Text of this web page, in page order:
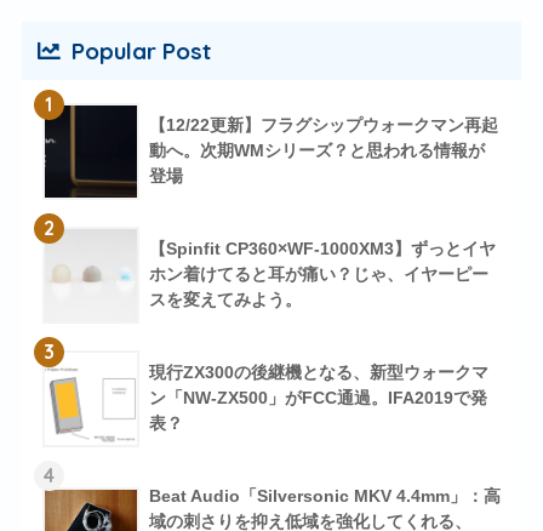
Popular Post
1
【12/22更新】フラグシップウォークマン再起
動へ。次期WMシリーズ？と思われる情報が
登場
2
【Spinfit CP360×WF-1000XM3】ずっとイヤ
ホン着けてると耳が痛い？じゃ、イヤーピー
スを変えてみよう。
3
現行ZX300の後継機となる、新型ウォークマ
ン「NW-ZX500」がFCC通過。IFA2019で発
表？
4
Beat Audio「Silversonic MKV 4.4mm」：高
域の刺さりを抑え低域を強化してくれる、